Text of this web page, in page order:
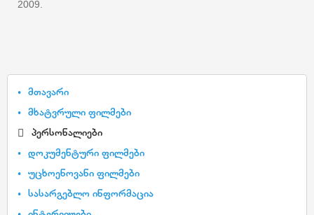
2009.
მთავარი
მხატვრული ფილმები
პერსონალიები
დოკუმენტური ფილმები
უცხოენოვანი ფილმები
სასარგებლო ინფორმაცია